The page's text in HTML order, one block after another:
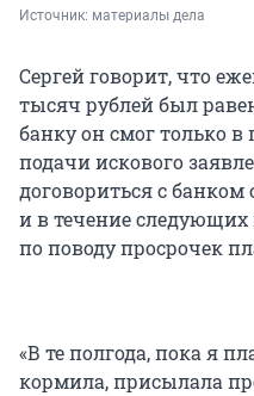
Источник: материалы дела
Сергей говорит, что
тысяч рублей был
банку он смог только в
подачи искового
договориться с банком
и в течение следующих
по поводу просрочек
«В те полгода, пока я
кормила, присылала